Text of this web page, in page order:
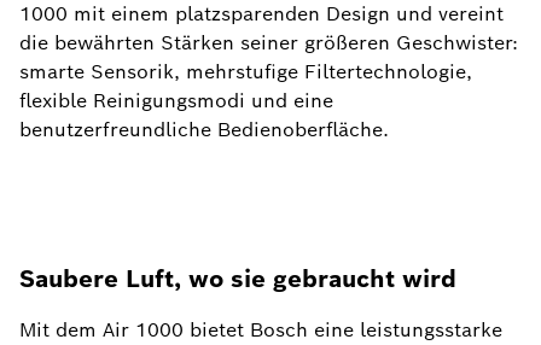
1000 mit einem platzsparenden Design und vereint
die bewährten Stärken seiner größeren Geschwister:
smarte Sensorik, mehrstufige Filtertechnologie,
flexible Reinigungsmodi und eine
benutzerfreundliche Bedienoberfläche.
Saubere Luft, wo sie gebraucht wird
Mit dem Air 1000 bietet Bosch eine leistungsstarke